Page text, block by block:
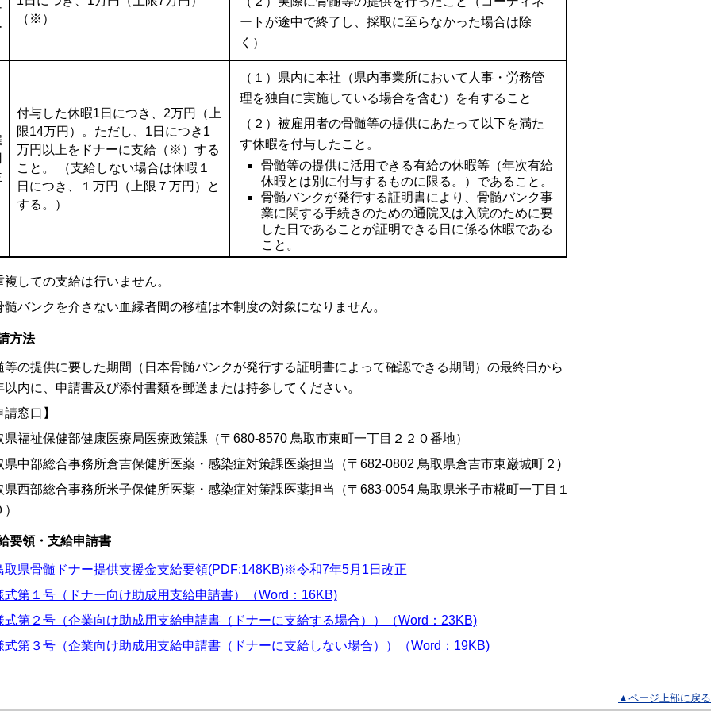
（※）
ートが途中で終了し、採取に至らなかった場合は除
く）
付与した休暇1日につき、2万円（上
限14万円）。ただし、1日につき1
万円以上をドナーに支給（※）する
こと。 （支給しない場合は休暇１
日につき、１万円（上限７万円）と
する。）
（１）県内に本社（県内事業所において人事・労務管
理を独自に実施している場合を含む）を有すること
（２）被雇用者の骨髄等の提供にあたって以下を満た
す休暇を付与したこと。
骨髄等の提供に活用できる有給の休暇等（年次有給
休暇とは別に付与するものに限る。）であること。
骨髄バンクが発行する証明書により、骨髄バンク事
業に関する手続きのための通院又は入院のために要
した日であることが証明できる日に係る休暇である
こと。
しての支給は行いません。
バンクを介さない血縁者間の移植は本制度の対象になりません。
方法
等の提供に要した期間（日本骨髄バンクが発行する証明書によって確認できる期間）の最終日から
以内に、申請書及び添付書類を郵送または持参してください。
請窓口】
県福祉保健部健康医療局医療政策課（〒680-8570 鳥取市東町一丁目２２０番地）
県中部総合事務所倉吉保健所医薬・感染症対策課医薬担当（〒682-0802 鳥取県倉吉市東巌城町２)
県西部総合事務所米子保健所医薬・感染症対策課医薬担当（〒683-0054 鳥取県米子市糀町一丁目１
要領・支給申請書
取県骨髄ドナー提供支援金支給要領(PDF:148KB)※令和7年5月1日改正
式第１号（ドナー向け助成用支給申請書）（Word：16KB)
式第２号（企業向け助成用支給申請書（ドナーに支給する場合））（Word：23KB)
式第３号（企業向け助成用支給申請書（ドナーに支給しない場合））（Word：19KB)
▲ページ上部に戻る